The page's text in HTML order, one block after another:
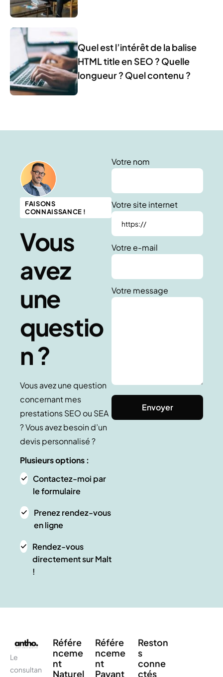
Quel est l’intérêt de la balise
HTML title en SEO ? Quelle
longueur ? Quel contenu ?
FAISONS
CONNAISSANCE !
Vous
avez
une
questio
n ?
Vous avez une question
concernant mes
prestations SEO ou SEA
? Vous avez besoin d’un
devis personnalisé ?
Plusieurs options :
Contactez-moi par
le formulaire
Prenez rendez-vous
en ligne
Rendez-vous
directement sur Malt
!
Votre nom
Votre site internet
Votre e-mail
Votre message
Le
consultan
Référe
nceme
nt
Naturel
Référe
nceme
nt
Payant
Reston
s
conne
ctés